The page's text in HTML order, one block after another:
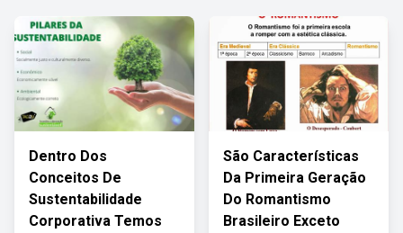
Dentro Dos
Conceitos De
Sustentabilidade
Corporativa Temos
São Características
Da Primeira Geração
Do Romantismo
Brasileiro Exceto